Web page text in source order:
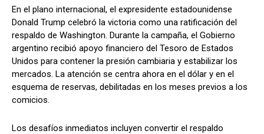
En el plano internacional, el expresidente estadounidense
Donald Trump celebró la victoria como una ratificación del
respaldo de Washington. Durante la campaña, el Gobierno
argentino recibió apoyo financiero del Tesoro de Estados
Unidos para contener la presión cambiaria y estabilizar los
mercados. La atención se centra ahora en el dólar y en el
esquema de reservas, debilitadas en los meses previos a los
comicios.
Los desafíos inmediatos incluyen convertir el respaldo